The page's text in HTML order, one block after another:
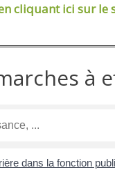
cliquant ici sur le
à
dans la fonction